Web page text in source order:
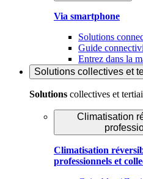
Via smartphone
Solutions
Guide
Entrez dans la
Solutions collectives et
Solutions collectives et
Climatisation
Climatisation
professionnels et